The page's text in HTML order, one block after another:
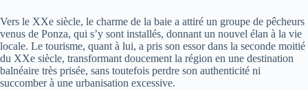
Vers le XXe siècle, le charme de la baie a attiré un groupe de pêcheurs
venus de Ponza, qui s’y sont installés, donnant un nouvel élan à la vie
locale. Le tourisme, quant à lui, a pris son essor dans la seconde moitié
du XXe siècle, transformant doucement la région en une destination
balnéaire très prisée, sans toutefois perdre son authenticité ni
succomber à une urbanisation excessive.